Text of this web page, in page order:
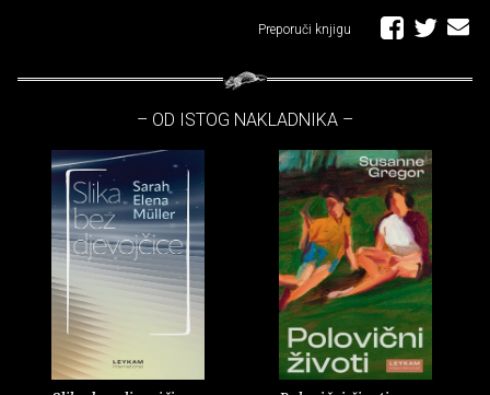
Preporuči knjigu
– OD ISTOG NAKLADNIKA –